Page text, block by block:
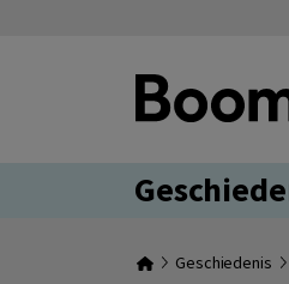
Geschiedenis